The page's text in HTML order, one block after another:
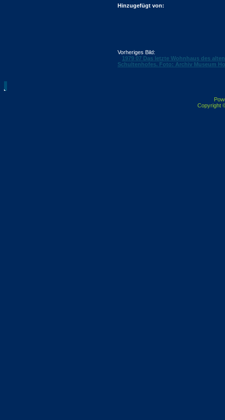
Hinzugefügt von:
Vorheriges Bild:
1979 07 Das letzte Wohnhaus des
Schultenhofes. Foto: Archiv Museum
Copyright